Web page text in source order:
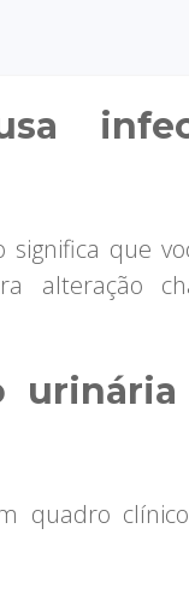
significa que
alteração
quadro